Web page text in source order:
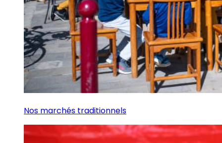
Nos marchés traditionnels